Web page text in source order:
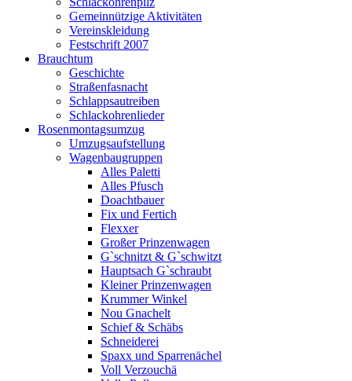
Gemeinnützige Aktivitäten
Vereinskleidung
Festschrift 2007
Brauchtum
Geschichte
Straßenfasnacht
Schlappsautreiben
Schlackohrenlieder
Rosenmontagsumzug
Umzugsaufstellung
Wagenbaugruppen
Alles Paletti
Alles Pfusch
Doachtbauer
Fix und Fertich
Flexxer
Großer Prinzenwagen
Gˋschnitzt & Gˋschwitzt
Hauptsach G`schraubt
Kleiner Prinzenwagen
Krummer Winkel
Nou Gnachelt
Schief & Schäbs
Schneiderei
Spaxx und Sparrenächel
Voll Verzouchä